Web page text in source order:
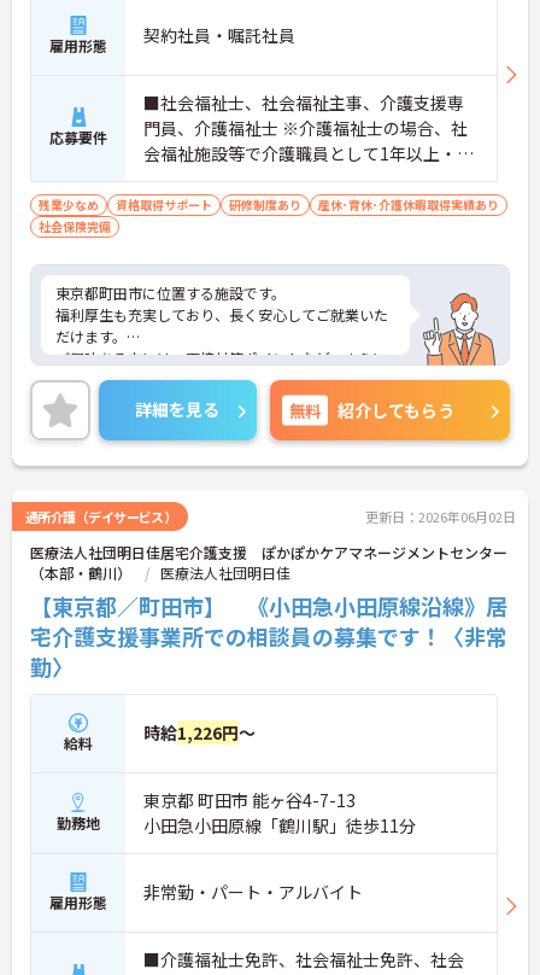
・年間休日110日
→ 仕事とプライベートの両立を図りやすい職場です
■ 協力体制のある相談員配置
周囲と連携しながら業務を進めやすい環境です
・相談員2名体制
・ユニット型特別養護老人ホーム
→ 一人で抱え込みにくく安心して業務に取り組めま
す♪
雇用形態 契約社員・嘱託社員
応募要件
■社会福祉士、社会福祉主事、介護支援専
門員、介護福祉士 ※介護福祉士の場合、社
会福祉施設等で介護職員として1年以上・18
0日以上の実務経験が必要 ※普通自動車運転
免許(AT限定可)
残業少なめ 資格取得サポート 研修制度あり
産休･育休･介護休暇取得実績あり
社会保険完備
東京都町田市に位置する施設です。
福利厚生も充実しており、長く安心してご就業いた
だけます。
ご興味ある方には、面接対策ポイントなど、さらに
詳細をお話しいたしますのでお気軽にご相談くださ
い！
詳細を見る 無料 紹介してもらう
通所介護（デイサービス） 更新日：2026年06月02日
医療法人社団明日佳居宅介護支援 ぽかぽかケアマネージメントセンター
（本部・鶴川）
医療法人社団明日佳
【東京都／町田市】 《小田急小田原線沿線》居
宅介護支援事業所での相談員の募集です！〈非常
勤〉
給料 時給1,226円～
勤務地
東京都 町田市 能ヶ谷4-7-13
小田急小田原線「鶴川駅」徒歩11分
雇用形態 非常勤・パート・アルバイト
■介護福祉士免許、社会福祉士免許、社会